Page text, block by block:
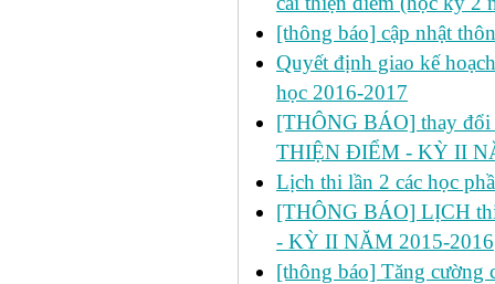
[thông báo] cập nhật
Quyết định giao kế
học 2016-2017
[THÔNG BÁO] thay
THIỆN ĐIỂM - KỲ II
Lịch thi lần 2 các học
[THÔNG BÁO] LỊCH
- KỲ II NĂM 2015-2016
[thông báo] Tăng cường